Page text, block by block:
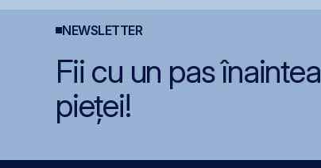
NEWSLETTER
Fii cu un pas înaintea
pieței!